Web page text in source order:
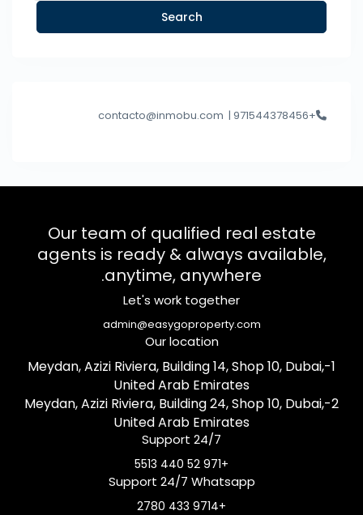
Search
+971544378456 |
Our team of qualified real estate
agents is ready & always available,
anytime, anywhere.
Let's work together
admin@easygoproperty.com
Our location
1-Meydan, Azizi Riviera, Building 14, Shop 10, Dubai,
United Arab Emirates
2-Meydan, Azizi Riviera, Building 24, Shop 10, Dubai,
United Arab Emirates
Support 24/7
+971 52 440 5513
Support 24/7 Whatsapp
+9714 433 2780